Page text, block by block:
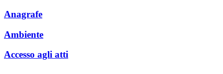
Anagrafe
Ambiente
Accesso agli atti